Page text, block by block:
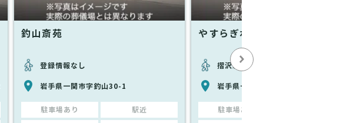
釣山斎苑
登録情報なし
岩手県一関市字釣山30-1
駐車場あり 駅近
やすらぎホールだいとう
摺沢駅から徒歩で14分
岩手県一関市大東町摺沢字羽山前
駐車場あり